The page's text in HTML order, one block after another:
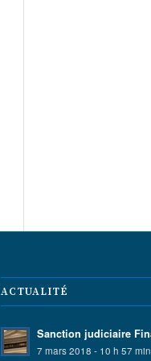
ACTUALITÉ
Sanction judiciaire
7 mars 2018 - 10 h 57 min